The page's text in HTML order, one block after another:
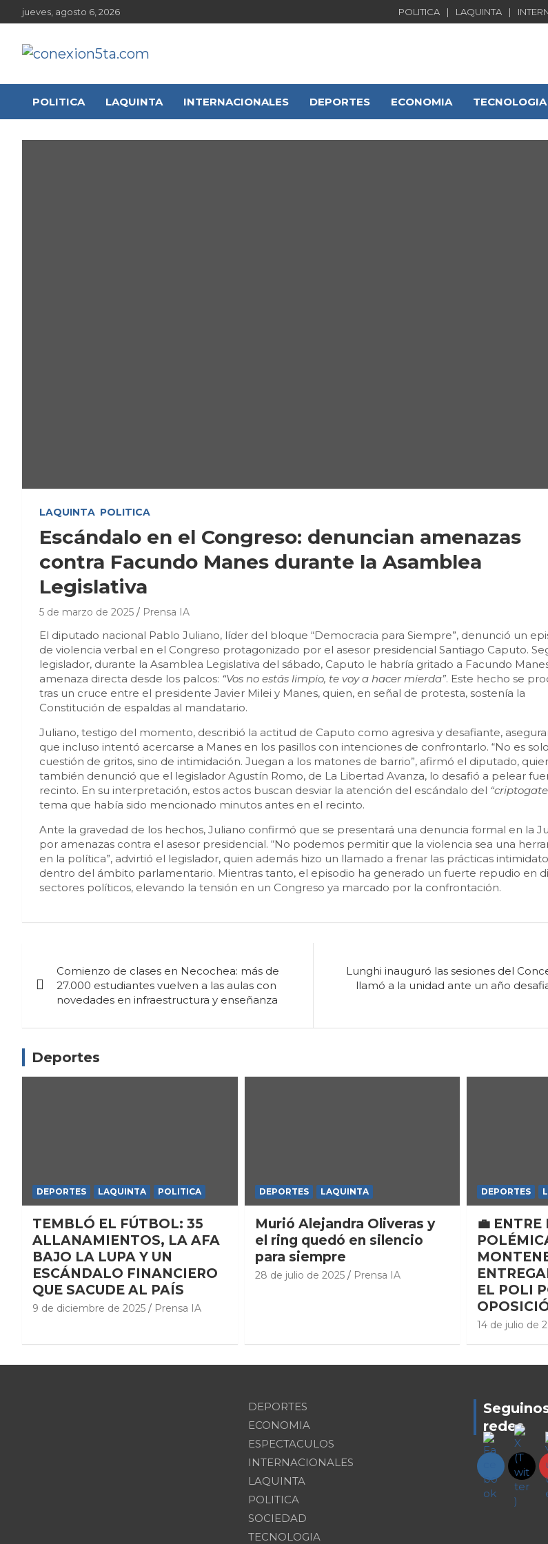
to
jueves, agosto 6, 2026 POLITICA LAQUINTA
conexion5ta.com
POLITICA LAQUINTA INTERNACIONALES DEPORTES ECONOMIA TECNOLOGIA
LAQUINTA POLITICA
Escándalo en el Congreso: denuncian amenazas
contra Facundo Manes durante la Asamblea
Legislativa
5 de marzo de 2025 Prensa IA
El diputado nacional Pablo Juliano, líder del bloque “Democracia para Siempre”, denunció un
de violencia verbal en el Congreso protagonizado por el asesor presidencial Santiago Caputo.
legislador, durante la Asamblea Legislativa del sábado, Caputo le habría gritado a Facundo
amenaza directa desde los palcos: “Vos no estás limpio, te voy a hacer mierda”. Este hecho se
tras un cruce entre el presidente Javier Milei y Manes, quien, en señal de protesta, sostenía la
Constitución de espaldas al mandatario.
Juliano, testigo del momento, describió la actitud de Caputo como agresiva y desafiante,
que incluso intentó acercarse a Manes en los pasillos con intenciones de confrontarlo. “No es
cuestión de gritos, sino de intimidación. Juegan a los matones de barrio”, afirmó el diputado,
también denunció que el legislador Agustín Romo, de La Libertad Avanza, lo desafió a pelear
recinto. En su interpretación, estos actos buscan desviar la atención del escándalo del
tema que había sido mencionado minutos antes en el recinto.
Ante la gravedad de los hechos, Juliano confirmó que se presentará una denuncia formal en la
por amenazas contra el asesor presidencial. “No podemos permitir que la violencia sea una
en la política”, advirtió el legislador, quien además hizo un llamado a frenar las prácticas
dentro del ámbito parlamentario. Mientras tanto, el episodio ha generado un fuerte repudio en
sectores políticos, elevando la tensión en un Congreso ya marcado por la confrontación.
de
entradas
Comienzo de clases en Necochea: más de
27.000 estudiantes vuelven a las aulas con
novedades en infraestructura y enseñanza
Lunghi inauguró las sesiones del
llamó a la unidad ante un año
Deportes
DEPORTES LAQUINTA POLITICA
TEMBLÓ EL FÚTBOL: 35
ALLANAMIENTOS, LA AFA
BAJO LA LUPA Y UN
ESCÁNDALO FINANCIERO
QUE SACUDE AL PAÍS
9 de diciembre de 2025 Prensa IA
DEPORTES LAQUINTA
Murió Alejandra Oliveras y
el ring quedó en silencio
para siempre
28 de julio de 2025 Prensa IA
DEPORTES
💼 ENTRE
EL POLI
14 de julio de
DEPORTES
ECONOMIA
ESPECTACULOS
INTERNACIONALES
LAQUINTA
POLITICA
SOCIEDAD
TECNOLOGIA
redes